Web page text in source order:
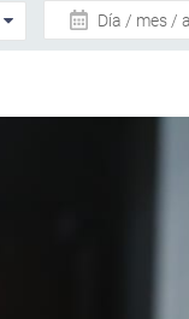
Día / mes /